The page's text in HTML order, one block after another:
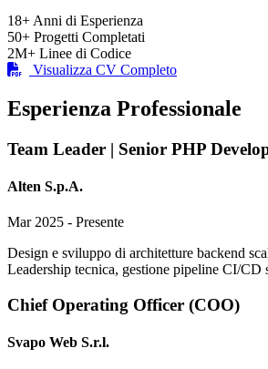
18+ Anni di Esperienza
50+ Progetti Completati
2M+ Linee di Codice
Visualizza CV Completo
Esperienza Professionale
Team Leader | Senior PHP
Alten S.p.A.
Mar 2025 - Presente
Design e sviluppo di architetture backend
Leadership tecnica, gestione pipeline CI/CD
Chief Operating Officer (COO)
Svapo Web S.r.l.